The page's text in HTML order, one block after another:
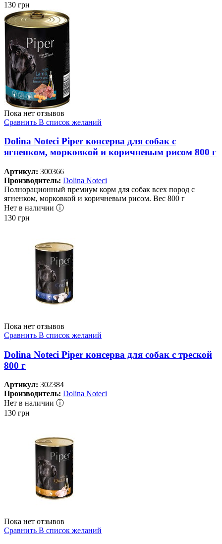
130 грн
Пока нет отзывов
Сравнить В список желаний
Dolina Noteci Piper консерва для собак с
ягненком, морковкой и коричневым рисом 800 г
Артикул: 300366
Производитель: Dolina Noteci
Полнорационный премиум корм для собак всех пород с
ягненком, морковкой и коричневым рисом. Вес 800 г
Нет в наличии ⓘ
130 грн
Пока нет отзывов
Сравнить В список желаний
Dolina Noteci Piper консерва для собак с треской
800 г
Артикул: 302384
Производитель: Dolina Noteci
Нет в наличии ⓘ
130 грн
Пока нет отзывов
Сравнить В список желаний